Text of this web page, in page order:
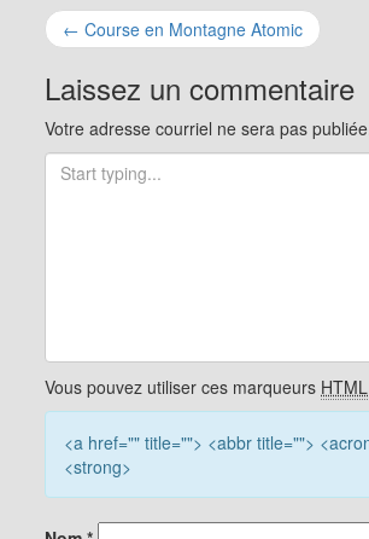
Navigation
pour
les
articles
← Course en Montagne Atomic
Laissez un commentaire
Votre adresse courriel ne sera pas
Vous pouvez utiliser ces marqueurs HTML
<a href="" title=""> <abbr title="">
<strong>